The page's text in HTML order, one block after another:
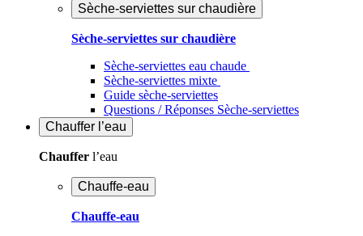
Sèche-serviettes sur chaudière
Sèche-serviettes sur chaudière
Sèche-serviettes eau chaude
Sèche-serviettes mixte
Guide sèche-serviettes
Questions / Réponses Sèche-serviettes
Chauffer l’eau
Chauffer l’eau
Chauffe-eau
Chauffe-eau